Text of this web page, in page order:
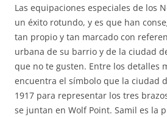
Las equipaciones especiales de los
un éxito rotundo, y es que han
tan propio y tan marcado con
urbana de su barrio y de la ciudad
que no te gusten. Entre los detalles
encuentra el símbolo que la ciudad
1917 para representar los tres
se juntan en Wolf Point. Samil es la